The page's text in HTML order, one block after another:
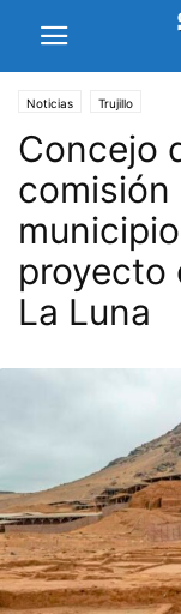
Noticias Trujillo
Concejo
comisión
proyecto
La Luna